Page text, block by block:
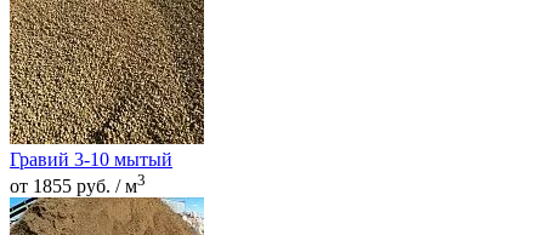
Гравий 3-10 мытый
от 1855 руб. / м3